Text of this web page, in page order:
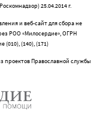
25.04.2014 г.
и веб-сайт для сбора не
РОО «Милосердие», ОГРН
(010), (140), (171)
проектов Православной службы